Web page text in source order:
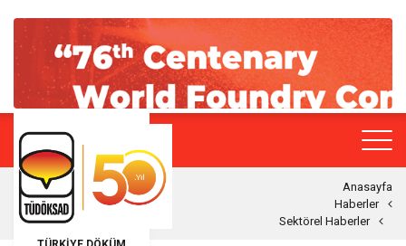
Anasayfa
Haberler
Sektörel Haberler